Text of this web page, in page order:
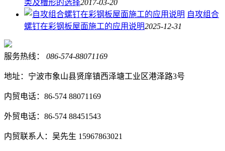
类及槽形的选择2017-03-20
自攻组合
螺钉在彩钢板屋面施工的应用说明2025-12-31
服务热线： 086-574-88071169
地址：宁波市象山县贤庠镇西泽塘工业区港泽路3号
内贸电话：86-574 88071169
外贸电话：86-574 88451543
内贸联系人：吴先生 15967863021